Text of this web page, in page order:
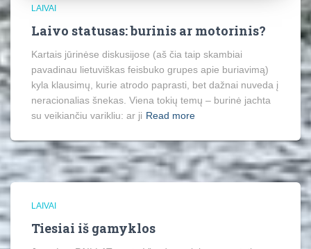
LAIVAI
Laivo statusas: burinis ar motorinis?
Kartais jūrinėse diskusijose (aš čia taip skambiai
pavadinau lietuviškas feisbuko grupes apie buriavimą)
kyla klausimų, kurie atrodo paprasti, bet dažnai nuveda į
neracionalias šnekas. Viena tokių temų – burinė jachta
su veikiančiu varikliu: ar ji Read more
LAIVAI
Tiesiai iš gamyklos